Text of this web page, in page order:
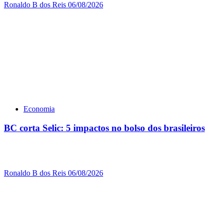
Ronaldo B dos Reis 06/08/2026
Economia
BC corta Selic: 5 impactos no bolso dos brasileiros
Ronaldo B dos Reis 06/08/2026